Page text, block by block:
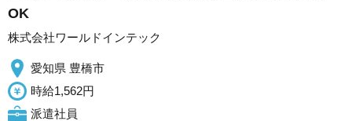
OK
株式会社ワールドインテック
愛知県 豊橋市
時給1,562円
派遣社員